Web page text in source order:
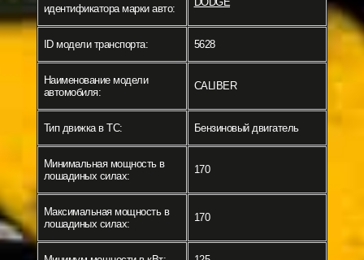
идентификатора марки авто:
ID модели транспорта: 5628
Наименование модели
автомобиля:
CALIBER
Тип движка в ТС: Бензиновый двигатель
Минимальная мощность в
лошадиных силах:
170
Максимальная мощность в
лошадиных силах:
170